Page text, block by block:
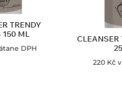
TRENDY
ML
DPH
CLEANSER
220 Kč